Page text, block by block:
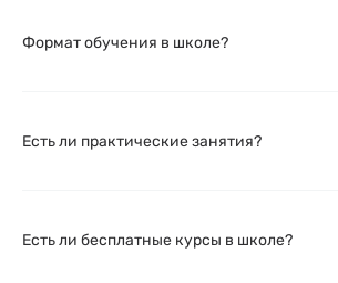
Формат обучения в школе?
Есть ли практические занятия?
Есть ли бесплатные курсы в школе?